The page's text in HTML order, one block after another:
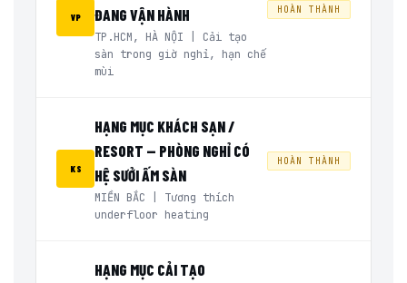
VP
ĐANG VẬN HÀNH
TP.HCM, HÀ NỘI | Cải tạo
sàn trong giờ nghỉ, hạn chế
mùi
HOÀN THÀNH
KS
HẠNG MỤC KHÁCH SẠN /
RESORT — PHÒNG NGHỈ CÓ
HỆ SƯỞI ẤM SÀN
MIỀN BẮC | Tương thích
underfloor heating
HOÀN THÀNH
HẠNG MỤC CẢI TẠO